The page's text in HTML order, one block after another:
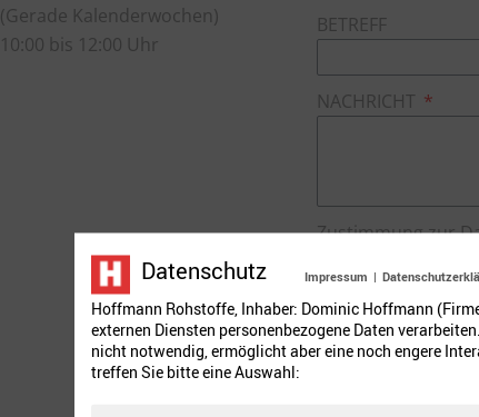
(Gerade Kalenderwochen)
10:00 bis 12:00 Uhr
BETREFF
NACHRICHT
Zustimmung zur
Mit der
einverstanden,
Ihrer Anfrage und
Datenschutz Impressum |
Hoffmann Rohstoffe, Inhaber: Dominic Hoffmann
externen Diensten personenbezogene Daten
nicht notwendig, ermöglicht aber eine noch engere
treffen Sie bitte eine Auswahl: